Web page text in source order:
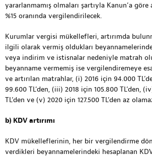
yararlanmamış olmaları şartıyla Kanun’a göre
%15 oranında vergilendirilecek.
Kurumlar vergisi mükellefleri, artırımda
ilgili olarak vermiş oldukları
veya indirim ve istisnalar nedeniyle matrah
beyanname vermemiş ise vergilendiremeye
ve artırılan matrahlar, (i) 2016 için 94.000
99.600 TL’den, (iii) 2018 için 105.800 TL’den,
TL’den ve (v) 2020 için 127.500 TL’den az
b) KDV artırımı
KDV mükelleflerinin, her bir vergilendirme
verdikleri beyannamelerindeki hesaplanan